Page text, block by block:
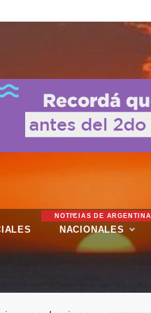
NACIONALES
NOTICIAS DE ARGENTINA